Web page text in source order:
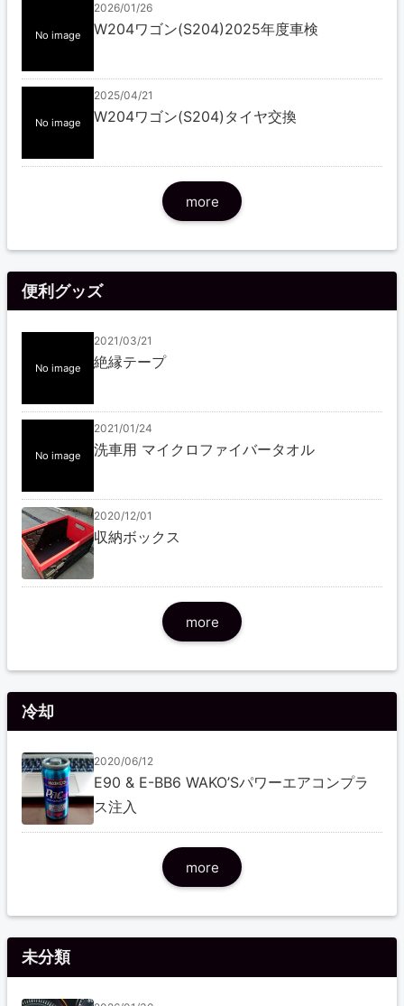
No image
2026/01/26
W204ワゴン(S204)2025年度車検
No image
2025/04/21
W204ワゴン(S204)タイヤ交換
more
便利グッズ
No image
2021/03/21
絶縁テープ
No image
2021/01/24
洗車用 マイクロファイバータオル
2020/12/01
収納ボックス
more
冷却
2020/06/12
E90 & E-BB6 WAKO’Sパワーエアコンプラ
ス注入
more
未分類